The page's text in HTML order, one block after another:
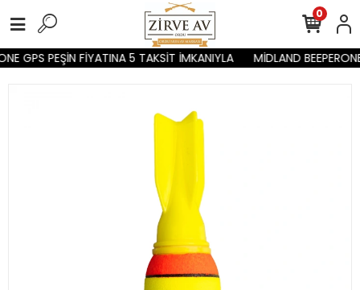
GPS PEŞİN FİYATINA 5 TAKSİT İMKANIYLA MİDLAND
0